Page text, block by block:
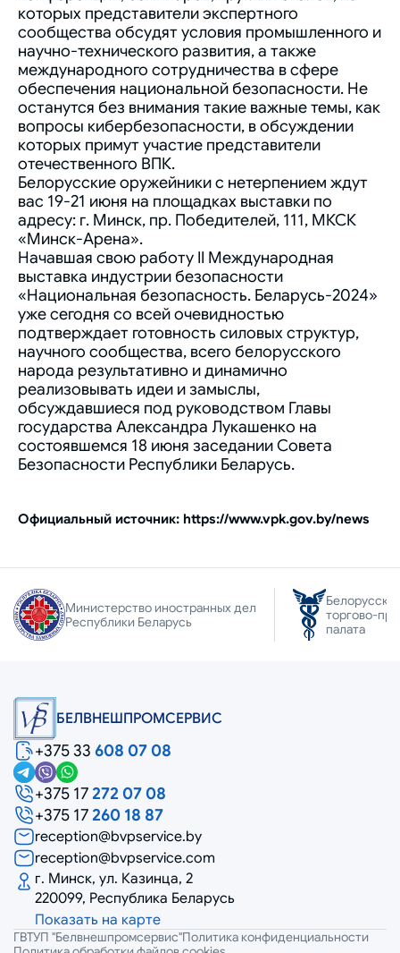
которых представители экспертного
сообщества обсудят условия промышленного и
научно-технического развития, а также
международного сотрудничества в сфере
обеспечения национальной безопасности. Не
останутся без внимания такие важные темы, как
вопросы кибербезопасности, в обсуждении
которых примут участие представители
отечественного ВПК.
Белорусские оружейники с нетерпением ждут
вас 19-21 июня на площадках выставки по
адресу: г. Минск, пр. Победителей, 111, МКСК
«Минск-Арена».
Начавшая свою работу II Международная
выставка индустрии безопасности
«Национальная безопасность. Беларусь-2024»
уже сегодня со всей очевидностью
подтверждает готовность силовых структур,
научного сообщества, всего белорусского
народа результативно и динамично
реализовывать идеи и замыслы,
обсуждавшиеся под руководством Главы
государства Александра Лукашенко на
состоявшемся 18 июня заседании Совета
Безопасности Республики Беларусь.
Официальный источник: https://www.vpk.gov.by/news
Министерство иностранных дел
Республики Беларусь
Белорусская
торгово-
палата
БЕЛВНЕШПРОМСЕРВИС
+375 33 608 07 08
+375 17 272 07 08
+375 17 260 18 87
reception@bvpservice.by
reception@bvpservice.com
г. Минск, ул. Казинца, 2
220099, Республика Беларусь
Показать на карте
ГВТУП "Белвнешпромсервис"Политика конфиденциальности